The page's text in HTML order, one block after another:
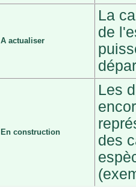
A actualiser
La
de
En construction
Les
des